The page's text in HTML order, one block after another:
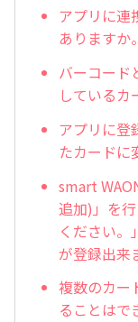
アプリに連
ありますか。
バーコード
しているカ
アプリに登
たカードに
smart
追加)」を
ください。
が登録出来
複数のカー
ることはで